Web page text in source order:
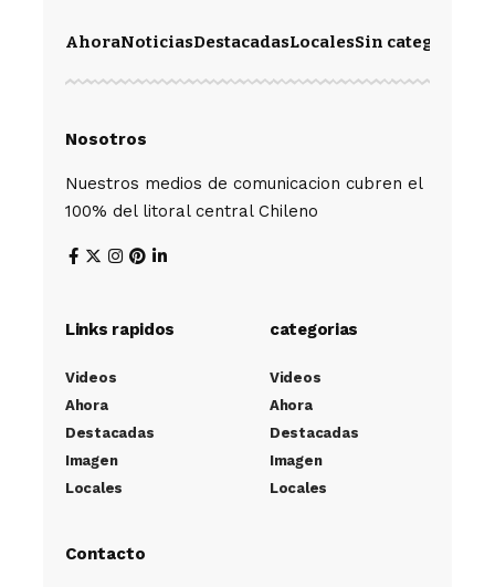
AhoraNoticiasDestacadasLocalesSin categoría
Nosotros
Nuestros medios de comunicacion cubren el
100% del litoral central Chileno
Links rapidos
Videos
Ahora
Destacadas
Imagen
Locales
categorias
Videos
Ahora
Destacadas
Imagen
Locales
Contacto